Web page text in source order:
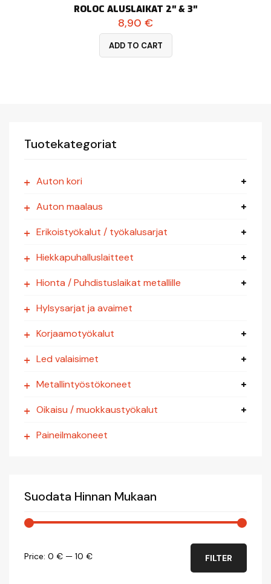
ROLOC ALUSLAIKAT 2″ & 3″
8,90 €
ADD TO CART
Tuotekategoriat
Auton kori
Auton maalaus
Erikoistyökalut / työkalusarjat
Hiekkapuhalluslaitteet
Hionta / Puhdistuslaikat metallille
Hylsysarjat ja avaimet
Korjaamotyökalut
Led valaisimet
Metallintyöstökoneet
Oikaisu / muokkaustyökalut
Paineilmakoneet
Suodata Hinnan Mukaan
Min
Max
FILTER
Price: 0 € — 10 €
8,90€
Motip Kylmä- / Irrotusspray 500 Ml